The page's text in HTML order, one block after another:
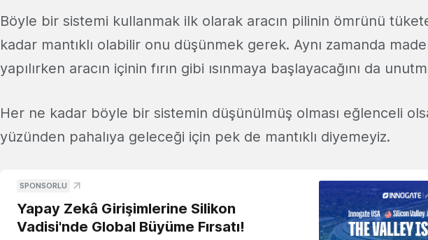
Böyle bir sistemi kullanmak ilk olarak aracın pilinin ömrünü
kadar mantıklı olabilir onu düşünmek gerek. Aynı zamanda
yapılırken aracın içinin fırın gibi ısınmaya başlayacağını da
Her ne kadar böyle bir sistemin düşünülmüş olması eğlenceli
yüzünden pahalıya geleceği için pek de mantıklı diyemeyiz.
SPONSORLU
Yapay Zekâ Girişimlerine Silikon
Vadisi'nde Global Büyüme Fırsatı!